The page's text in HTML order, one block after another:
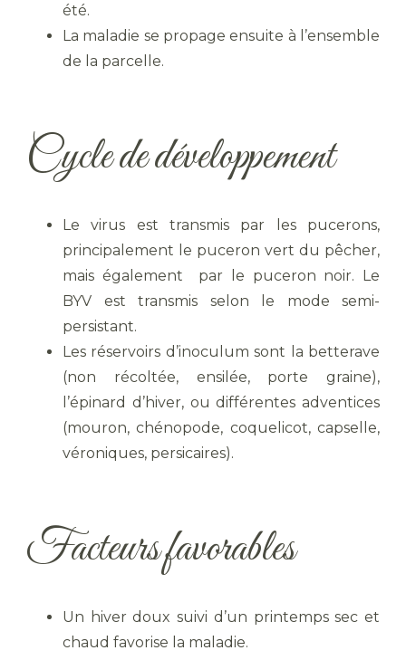
été.
La maladie se propage ensuite à l’ensemble
de la parcelle.
Cycle de développement
Le virus est transmis par les pucerons,
principalement le puceron vert du pêcher,
mais également par le puceron noir. Le
BYV est transmis selon le mode semi-
persistant.
Les réservoirs d’inoculum sont la betterave
(non récoltée, ensilée, porte graine),
l’épinard d’hiver, ou différentes adventices
(mouron, chénopode, coquelicot, capselle,
véroniques, persicaires).
Facteurs favorables
Un hiver doux suivi d’un printemps sec et
chaud favorise la maladie.